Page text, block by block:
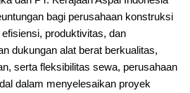
bagi perusahaan konstruksi
produktivitas, dan
dukungan alat berat berkualitas,
serta fleksibilitas sewa, perusahaan
dalam menyelesaikan proyek